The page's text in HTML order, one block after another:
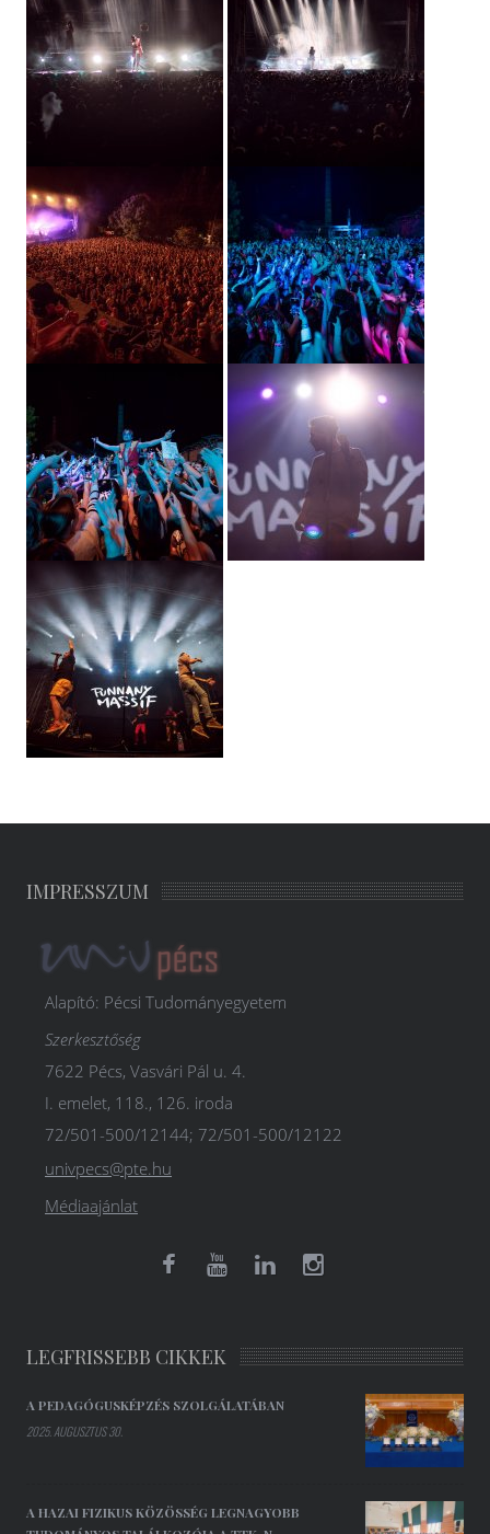
IMPRESSZUM
Alapító: Pécsi Tudományegyetem
Szerkesztőség
7622 Pécs, Vasvári Pál u. 4.
I. emelet, 118., 126. iroda
72/501-500/12144; 72/501-500/12122
univpecs@pte.hu
Médiaajánlat
LEGFRISSEBB CIKKEK
A PEDAGÓGUSKÉPZÉS SZOLGÁLATÁBAN
2025. AUGUSZTUS 30.
A HAZAI FIZIKUS KÖZÖSSÉG LEGNAGYOBB